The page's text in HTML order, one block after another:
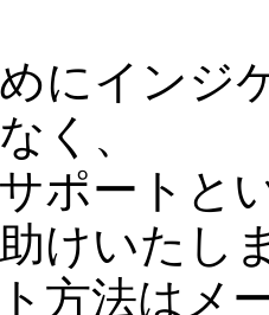
にインジ
く、
ポートと
けいたし
方法はメ